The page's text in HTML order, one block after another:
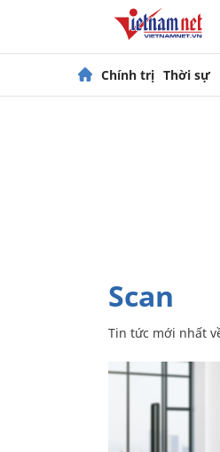
Chính trị Thời sự
scan
Tin tức mới nhất